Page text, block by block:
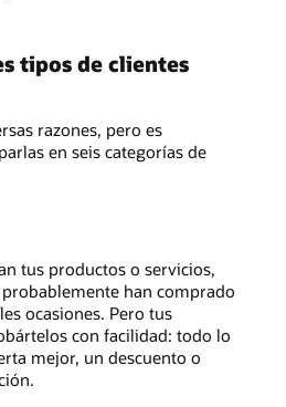
tipos de clientes
razones, pero es
en seis categorías de
tus productos o servicios,
han comprado
ocasiones. Pero tus
con facilidad: todo lo
mejor, un descuento o